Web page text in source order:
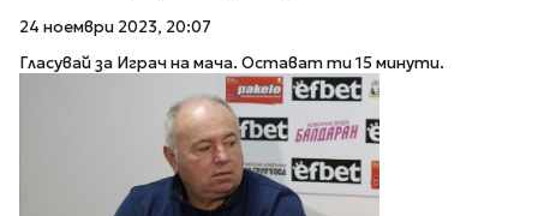
24 ноември 2023, 20:07
Гласувай за Играч на мача. Остават ти 15 минути.